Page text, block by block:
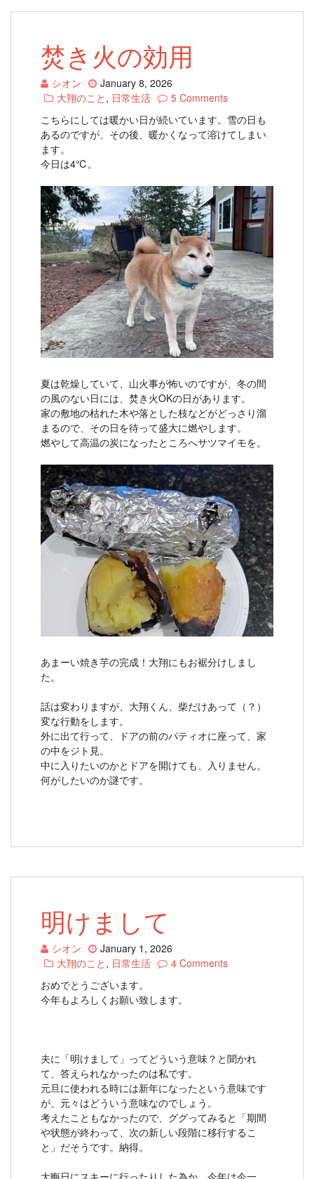
焚き火の効用
シオン
January 8, 2026
大翔のこと , 日常生活
5 Comments
こちらにしては暖かい日が続いています。雪の日も
あるのですが、その後、暖かくなって溶けてしまい
ます。
今日は4℃。
夏は乾燥していて、山火事が怖いのですが、冬の間
の風のない日には、焚き火OKの日があります。
家の敷地の枯れた木や落とした枝などがどっさり溜
まるので、その日を待って盛大に燃やします。
燃やして高温の炭になったところへサツマイモを。
あまーい焼き芋の完成！大翔にもお裾分けしまし
た。
話は変わりますが、大翔くん、柴だけあって（？）
変な行動をします。
外に出て行って、ドアの前のパティオに座って、家
の中をジト見。
中に入りたいのかとドアを開けても、入りません。
何がしたいのか謎です。
明けまして
シオン
January 1, 2026
大翔のこと , 日常生活
4 Comments
おめでとうございます。
今年もよろしくお願い致します。
夫に「明けまして」ってどういう意味？と聞かれ
て、答えられなかったのは私です。
元旦に使われる時には新年になったという意味です
が、元々はどういう意味なのでしょう。
考えたこともなかったので、ググってみると「期間
や状態が終わって、次の新しい段階に移行するこ
と」だそうです。納得。
大晦日にスキーに行ったりした為か、今年は今一